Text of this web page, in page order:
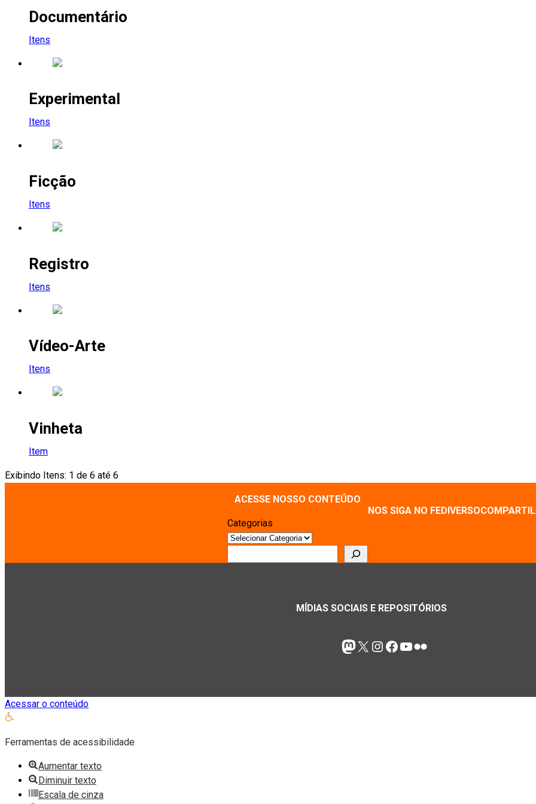
Documentário
Itens
Experimental
Itens
Ficção
Itens
Registro
Itens
Vídeo-Arte
Itens
Vinheta
Item
Exibindo Itens: 1 de 6 até 6
ACESSE NOSSO CONTEÚDO
Categorias
NOS SIGA NO FEDIVERSO
MÍDIAS SOCIAIS E REPOSITÓRIOS
Mastodon
X Instagram
Facebook
Youtube
Flickr
Acessar o conteúdo
Abrir
barra
ferramentas
Ferramentas de acessibilidade
Aumentar texto
Diminuir texto
Escala de cinza